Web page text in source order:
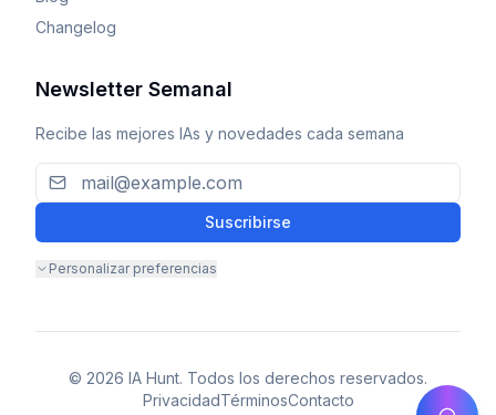
Changelog
Newsletter Semanal
Recibe las mejores IAs y novedades cada semana
Suscribirse
Personalizar preferencias
© 2026 IA Hunt. Todos los derechos reservados.
PrivacidadTérminosContacto